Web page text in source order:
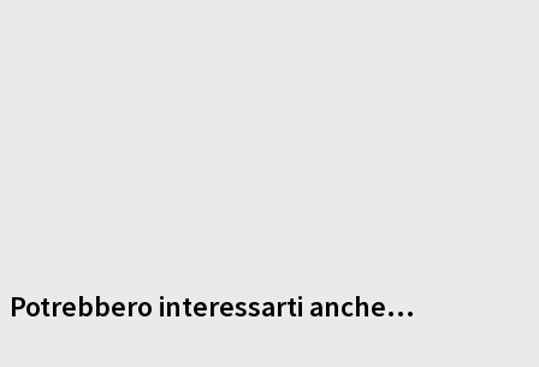
Potrebbero interessarti anche...